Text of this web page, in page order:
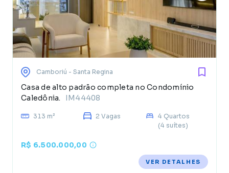
Camboriú - Santa Regina
Casa de alto padrão completa no Condomínio
Caledônia.
IM44408
313 m² 2 Vagas
4 Quartos
(4 suítes)
R$ 6.500.000,00
VER DETALHES